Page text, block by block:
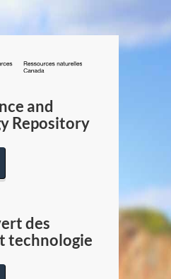
/
Canada
and
Repository
des
technologie